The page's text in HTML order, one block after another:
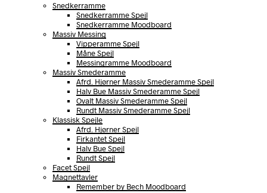
Snedkerramme
Snedkerramme Spejl
Snedkerramme Moodboard
Massiv Messing
Vipperamme Spejl
Måne Spejl
Messingramme Moodboard
Massiv Smederamme
Afrd. Hjørner Massiv Smederamme Spejl
Halv Bue Massiv Smederamme Spejl
Ovalt Massiv Smederamme Spejl
Rundt Massiv Smederamme Spejl
Klassisk Spejle
Afrd. Hjørner Spejl
Firkantet Spejl
Halv Bue Spejl
Rundt Spejl
Facet Spejl
Magnettavler
Remember by Bech Moodboard